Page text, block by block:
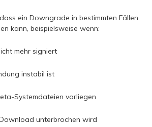
ein Downgrade in bestimmten Fällen
kann, beispielsweise wenn:
mehr signiert
instabil ist
Systemdateien vorliegen
unterbrochen wird